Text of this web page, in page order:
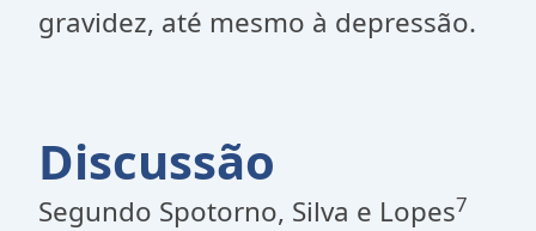
gravidez, até mesmo à depressão.
Discussão
Segundo Spotorno, Silva e Lopes7